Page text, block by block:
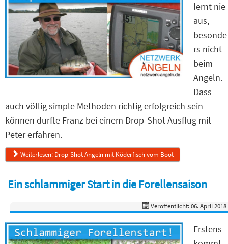
lernt nie
aus,
besonde
rs nicht
beim
Angeln.
Dass
auch völlig simple Methoden richtig erfolgreich sein
können durfte Franz bei einem Drop-Shot Ausflug mit
Peter erfahren.
Weiterlesen: Drop-Shot Angeln mit Köderfisch vom Boot
Ein schlammiger Start in die Forellensaison
Veröffentlicht: 06. April 2018
Erstens